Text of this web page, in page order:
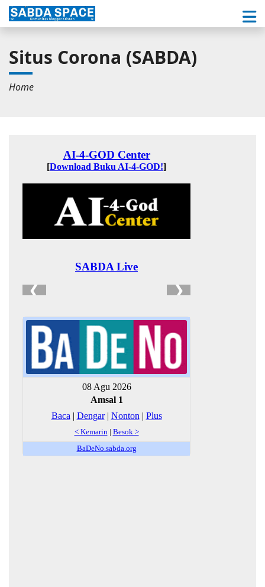
Situs Corona (SABDA)
Home